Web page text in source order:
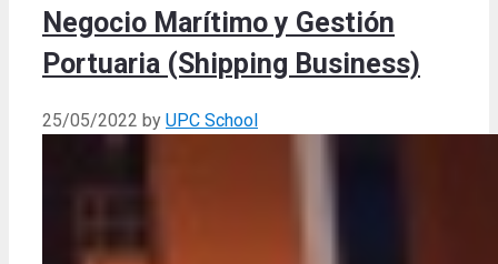
Negocio Marítimo y Gestión
Portuaria (Shipping Business)
25/05/2022 by UPC School